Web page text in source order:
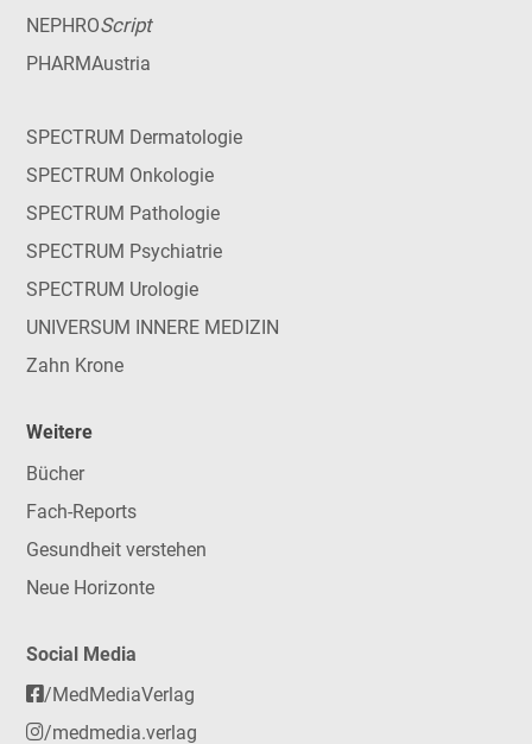
NEPHROScript
PHARMAustria
SPECTRUM Dermatologie
SPECTRUM Onkologie
SPECTRUM Pathologie
SPECTRUM Psychiatrie
SPECTRUM Urologie
UNIVERSUM INNERE MEDIZIN
Zahn Krone
Weitere
Bücher
Fach-Reports
Gesundheit verstehen
Neue Horizonte
Social Media
/MedMediaVerlag
/medmedia.verlag